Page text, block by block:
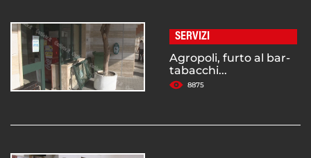
SERVIZI
Agropoli, furto al bar-
tabacchi...
8875